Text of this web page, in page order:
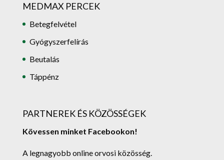
MEDMAX PERCEK
Betegfelvétel
Gyógyszerfelírás
Beutalás
Táppénz
PARTNEREK ÉS KÖZÖSSÉGEK
Kövessen minket Facebookon!
A legnagyobb online orvosi közösség.